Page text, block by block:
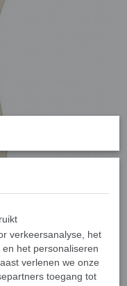
verkeersanalyse, het
het personaliseren
verlenen we onze
toegang tot